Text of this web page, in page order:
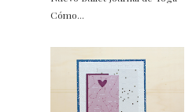
Cómo...